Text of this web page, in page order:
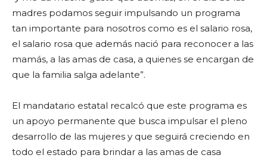
madres podamos seguir impulsando un programa
tan importante para nosotros como es el salario rosa,
el salario rosa que además nació para reconocer a las
mamás, a las amas de casa, a quienes se encargan de
que la familia salga adelante”.
El mandatario estatal recalcó que este programa es
un apoyo permanente que busca impulsar el pleno
desarrollo de las mujeres y que seguirá creciendo en
todo el estado para brindar a las amas de casa